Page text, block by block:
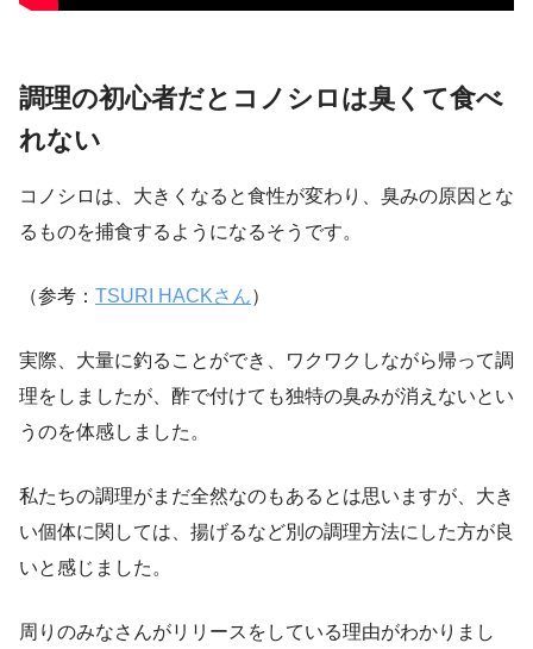
調理の初心者だとコノシロは臭くて食べ
れない
コノシロは、大きくなると食性が変わり、臭みの原因とな
るものを捕食するようになるそうです。
（参考： TSURI HACKさん）
実際、大量に釣ることができ、ワクワクしながら帰って調
理をしましたが、酢で付けても独特の臭みが消えないとい
うのを体感しました。
私たちの調理がまだ全然なのもあるとは思いますが、大き
い個体に関しては、揚げるなど別の調理方法にした方が良
いと感じました。
周りのみなさんがリリースをしている理由がわかりまし